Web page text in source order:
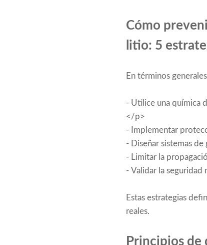
Cómo
litio: 5
En términos
- Utilice una química
</p>
- Implementar
- Diseñar sistemas
- Limitar la
- Validar la seguridad
Estas estrategias
reales.
Principios de